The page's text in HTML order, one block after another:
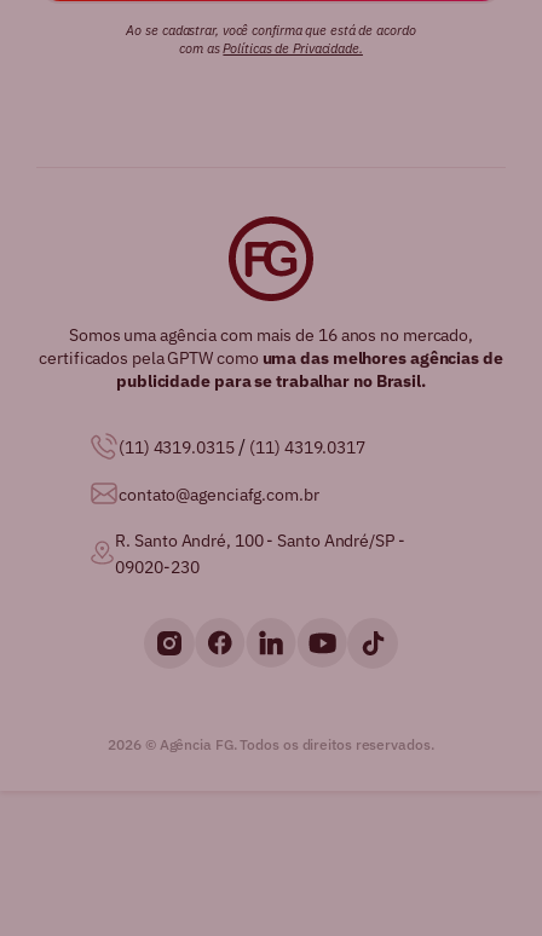
Somos uma agência com mais de 16 anos no mercado,
certificados pela GPTW como uma das melhores agências de
publicidade para se trabalhar no Brasil.
(11) 4319.0315 / (11) 4319.0317
contato@agenciafg.com.br
R. Santo André, 100 - Santo André/SP -
09020-230
2026 © Agência FG. Todos os direitos reservados.
Ao se cadastrar, você confirma que está de acordo
com asPolíticas de Privacidade.